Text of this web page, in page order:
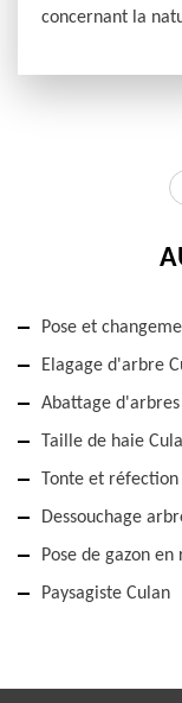
concernant la
Pose et
Elagage d'arbre
Abattage d'arbres
Taille de haie
Tonte et
Dessouchage
Pose de gazon
Paysagiste Culan